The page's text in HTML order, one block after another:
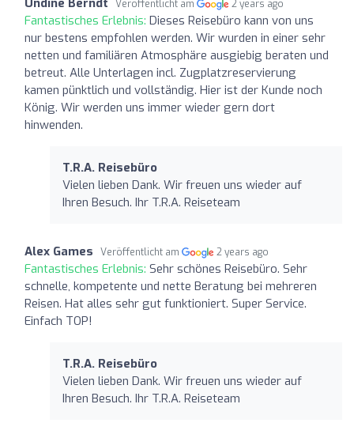
Veröffentlicht am 2 years ago
Fantastisches Erlebnis: Dieses Reisebüro kann von uns
nur bestens empfohlen werden. Wir wurden in einer sehr
netten und familiären Atmosphäre ausgiebig beraten und
betreut. Alle Unterlagen incl. Zugplatzreservierung
kamen pünktlich und vollständig. Hier ist der Kunde noch
König. Wir werden uns immer wieder gern dort
hinwenden.
T.R.A. Reisebüro
Vielen lieben Dank. Wir freuen uns wieder auf
Ihren Besuch. Ihr T.R.A. Reiseteam
Alex Games Veröffentlicht am 2 years ago
Fantastisches Erlebnis: Sehr schönes Reisebüro. Sehr
schnelle, kompetente und nette Beratung bei mehreren
Reisen. Hat alles sehr gut funktioniert. Super Service.
Einfach TOP!
T.R.A. Reisebüro
Vielen lieben Dank. Wir freuen uns wieder auf
Ihren Besuch. Ihr T.R.A. Reiseteam